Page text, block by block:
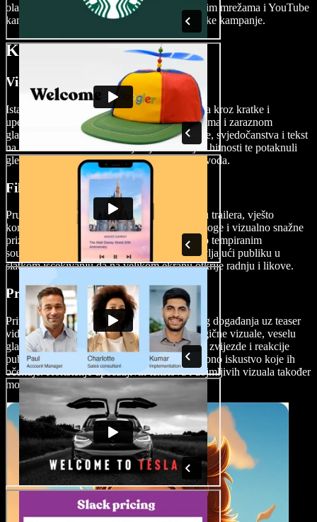
olakšava dijeljenje vaših kreacija na društvenim mrežama i YouTube
kanalima ili njihovo uključivanje u marketinške kampanje.
Kada koristiti teaser videe
Video oglasi
Istaknite ključne značajke proizvoda ili usluga kroz kratke i
upečatljive video oglase s dinamičnim vizualima i zaraznom
glazbom. Video oglasi kombiniraju žive scene, svjedočanstva i tekst
na ekranu kako bi stvorili osjećaj uzbuđenja i hitnosti te potaknuli
gledatelje da istraže kompletnu ponudu proizvoda.
Filmski traileri
Pružite primamljiv uvid u priču filma pomoću trailera, vješto
kombinirajući napete trenutke, dojmljive dijaloge i vizualno snažne
prizore. Pomno odabranim scenama i skladno tempiranim
soundtrackom trailer pojačava napetost, ostavljajući publiku u
slatkom iščekivanju da na velikom ekranu otkrije radnju i likove.
Promocija događanja
Privucite potencijalne posjetitelje nadolazećeg događanja uz teaser
video za promociju događaja. Uključite energične vizuale, veselu
glazbu, inserte očekivanih nastupa, gostujuće zvijezde i reakcije
publike kako biste gledateljima dočarali posebno iskustvo koje ih
očekuje. Korištenje upečatljivih tekstova i dojmljivih vizuala također
može povećati prodaju ulaznica.